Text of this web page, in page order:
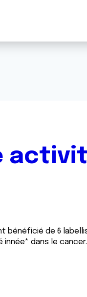
bénéficié de 6
innée* dans le cancer.